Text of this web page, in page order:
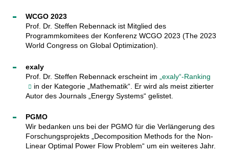
WCGO 2023
Prof. Dr. Steffen Rebennack ist Mitglied des
Programmkomitees der Konferenz WCGO 2023 (The 2023
World Congress on Global Optimization).
exaly
Prof. Dr. Steffen Rebennack erscheint im
„exaly“-Ranking
in der Kategorie „Mathematik“. Er wird als meist zitierter
Autor des Journals „Energy Systems“ gelistet.
PGMO
Wir bedanken uns bei der PGMO für die Verlängerung des
Forschungsprojekts „Decomposition Methods for the Non-
Linear Optimal Power Flow Problem“ um ein weiteres Jahr.